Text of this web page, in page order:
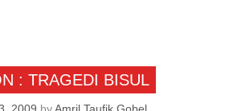
: TRAGEDI BISUL
2009 byAmril Taufik Gobel